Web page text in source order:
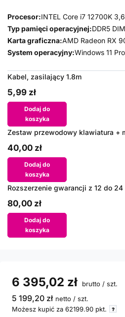
Procesor:INTEL Core i7 12700K
Typ pamięci operacyjnej:DDR5
Karta graficzna:AMD Radeon RX
System operacyjny:Windows 11 Pro
Kabel, zasilający 1.8m
5,99 zł
Dodaj do
koszyka
Zestaw przewodowy klawiatura +
40,00 zł
Dodaj do
koszyka
Rozszerzenie gwarancji z 12 do
80,00 zł
Dodaj do
koszyka
6 395,02 zł brutto / szt.
5 199,20 zł netto / szt.
Możesz kupić za 62199.90 pkt.